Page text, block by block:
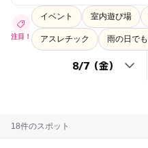
注目！
イベント 室内遊び場
アスレチック 雨の日で
18件のスポット